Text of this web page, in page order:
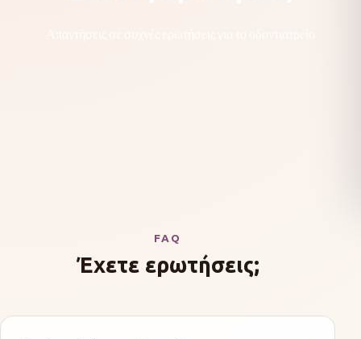
FAQ
Έχετε ερωτήσεις;